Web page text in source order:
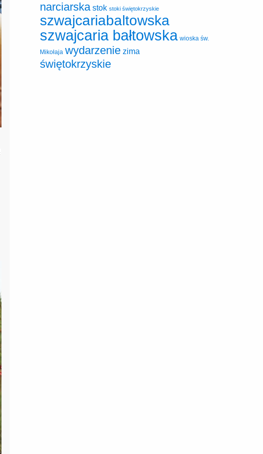
narciarska stok stoki świętokrzyskie
szwajcariabaltowska
szwajcaria bałtowska wioska św.
Mikołaja wydarzenie zima
świętokrzyskie